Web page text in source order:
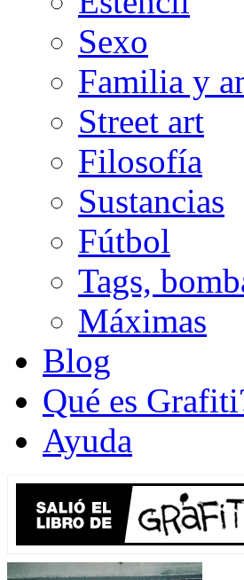
Sexo
Familia y
Street art
Filosofía
Sustancias
Fútbol
Tags,
Máximas
Blog
Qué es
Ayuda